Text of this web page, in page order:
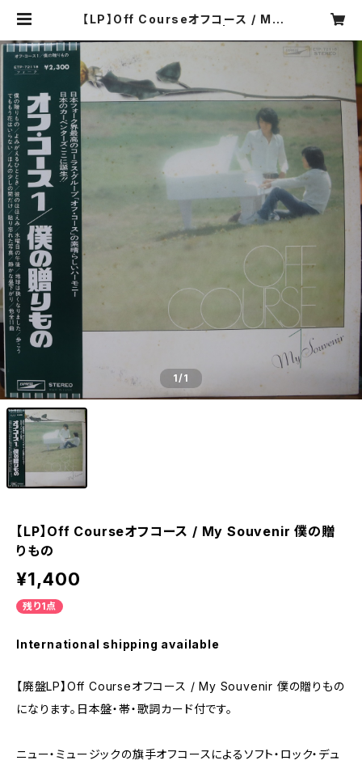
【LP】Off Courseオフコース / My
CT DISCO ASIA
1/1
【LP】Off Courseオフコース / My Souvenir 僕の贈
りもの
¥1,400
残り1点
International shipping available
【廃盤LP】Off Courseオフコース / My Souvenir 僕の贈りもの
になります。日本盤・帯・歌詞カード付です。
ニュー・ミュージックの旗手オフコースによるソフト・ロック・デュ